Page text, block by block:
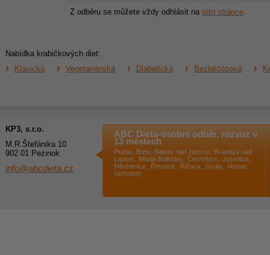
Z odběru se můžete vždy odhlásit na této stránce
Nabídka krabičkových diet:
Klasická
Vegetariánská Diabetická Bezlaktózová
KP3, s.r.o.
M.R.Štefánika 10
902 01 Pezinok
info@abcdieta.cz
ABC Dieta-osobní odběr, rozvoz v
13 městech
Praha Brno Bakov nad Jizerou
Brandýs nad
Labem
Mladá Boleslav Černošice Jesenice
Měchenice Řevnice Říčany Úvaly Vestec
Nehvizdy